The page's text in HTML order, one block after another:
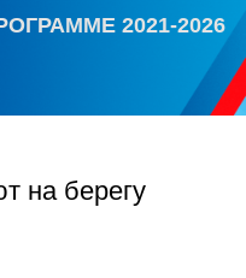
2021-2026
на берегу